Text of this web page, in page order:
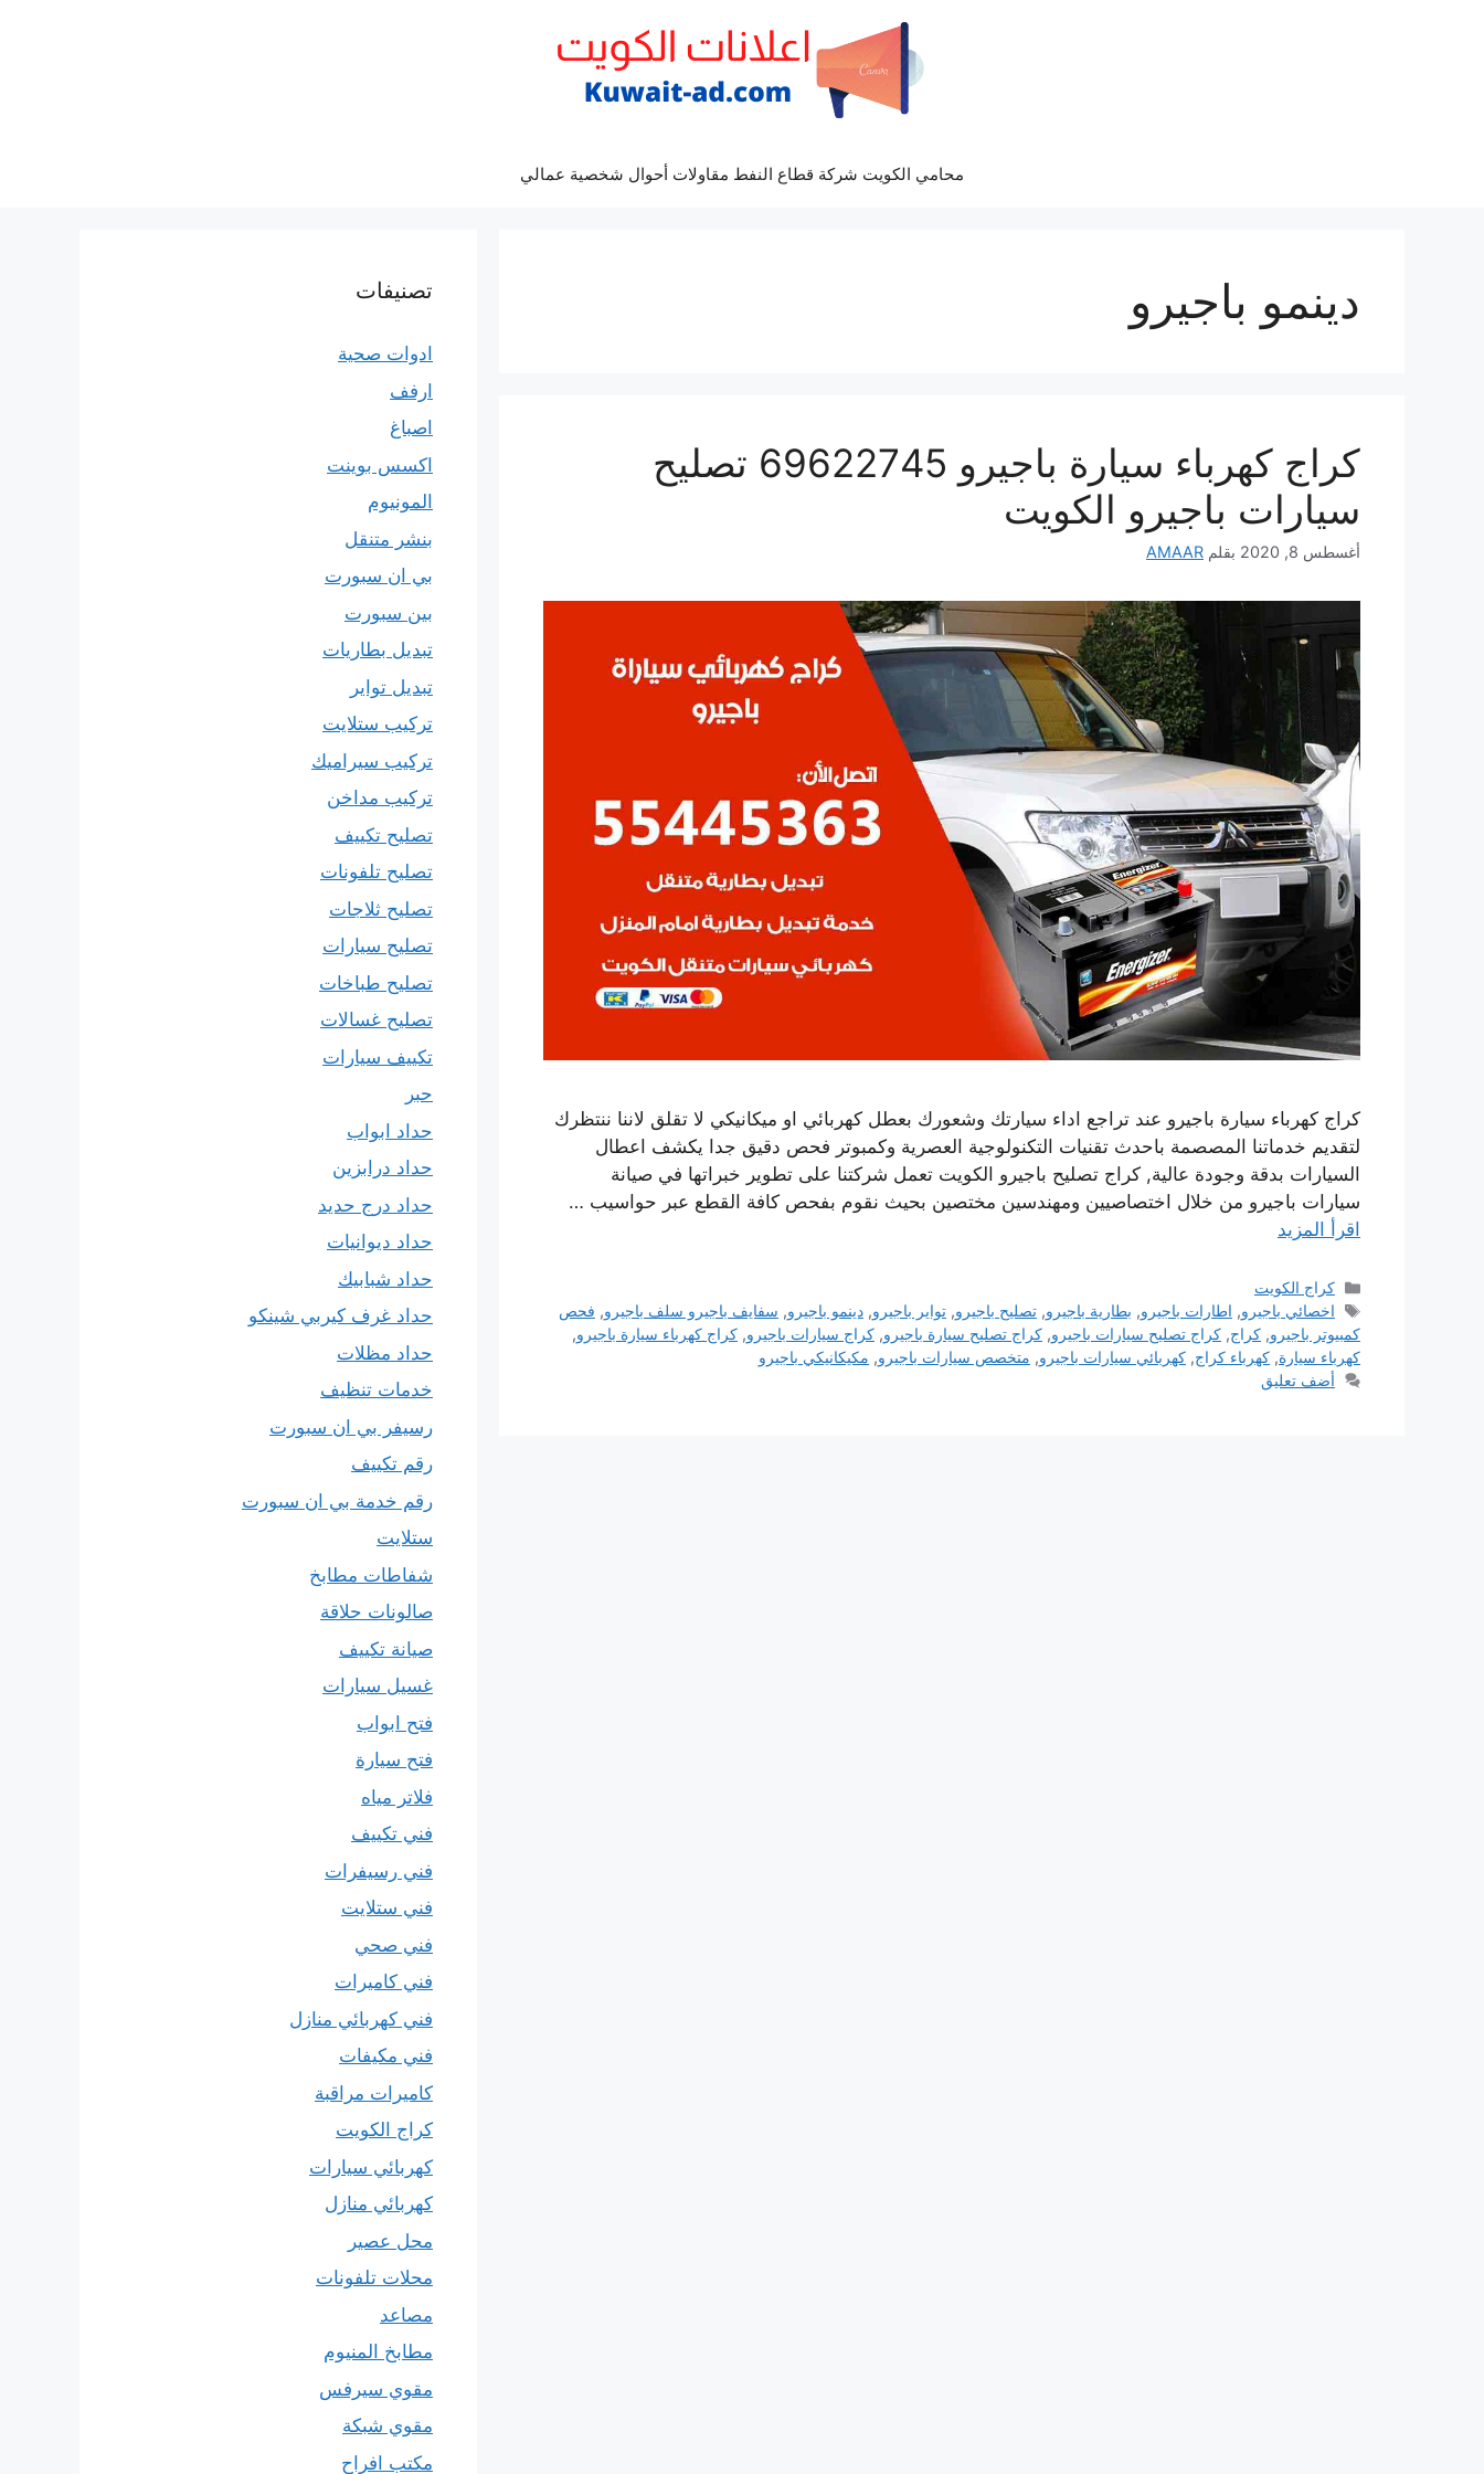
محامي الكويت شركة قطاع النفط مقاولات أحوال شخصية عمالي
دينمو باجيرو
كراج كهرباء سيارة باجيرو 69622745 تصليح
سيارات باجيرو الكويت
أغسطس 8, 2020 بقلم AMAAR
كراج كهرباء سيارة باجيرو عند تراجع اداء سيارتك وشعورك بعطل كهربائي او ميكانيكي لا تقلق لاننا ننتظرك
لتقديم خدماتنا المصصمة باحدث تقنيات التكنولوجية العصرية وكمبوتر فحص دقيق جدا يكشف اعطال
السيارات بدقة وجودة عالية, كراج تصليح باجيرو الكويت تعمل شركتنا على تطوير خبراتها في صيانة
سيارات باجيرو من خلال اختصاصيين ومهندسين مختصين بحيث نقوم بفحص كافة القطع عبر حواسيب …
اقرأ المزيد
التصنيفات
كراج الكويت
الوسوم
اخصائي باجيرو, اطارات باجيرو, بطارية باجيرو,تصليح باجيرو,تواير باجيرو,دينمو باجيرو, سفايف باجيرو سلف باجيرو, فحص
كمبيوتر باجيرو, كراج, كراج تصليح سيارات باجيرو, كراج تصليح سيارة باجيرو, كراج سيارات باجيرو, كراج كهرباء سيارة باجيرو,
كهرباء سيارة, كهرباء كراج, كهربائي سيارات باجيرو, متخصص سيارات باجيرو, مكيكانيكي باجيرو
أضف تعليق
تصنيفات
ادوات صحية
ارفف
اصباغ
اكسس بوينت
المونيوم
بنشر متنقل
بي ان سبورت
بين سبورت
تبديل بطاريات
تبديل تواير
تركيب ستلايت
تركيب سيراميك
تركيب مداخن
تصليح تكييف
تصليح تلفونات
تصليح ثلاجات
تصليح سيارات
تصليح طباخات
تصليح غسالات
تكييف سيارات
حبر
حداد ابواب
حداد درابزين
حداد درج حديد
حداد ديوانيات
حداد شبابيك
حداد غرف كيربي شينكو
حداد مظلات
خدمات تنظيف
رسيفر بي ان سبورت
رقم تكييف
رقم خدمة بي ان سبورت
ستلايت
شفاطات مطابخ
صالونات حلاقة
صيانة تكييف
غسيل سيارات
فتح ابواب
فتح سيارة
فلاتر مياه
فني تكييف
فني رسيفرات
فني ستلايت
فني صحي
فني كاميرات
فني كهربائي منازل
فني مكيفات
كاميرات مراقبة
كراج الكويت
كهربائي سيارات
كهربائي منازل
محل عصير
محلات تلفونات
مصاعد
مطابخ المنيوم
مقوي سيرفس
مقوي شبكة
مكتب افراح